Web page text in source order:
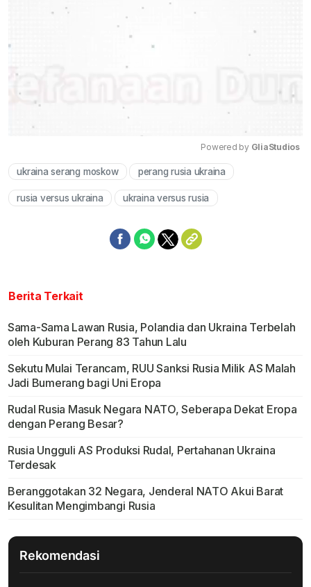
Powered by GliaStudios
ukraina serang moskow perang rusia ukraina
rusia versus ukraina ukraina versus rusia
Berita Terkait
Sama-Sama Lawan Rusia, Polandia dan Ukraina Terbelah
oleh Kuburan Perang 83 Tahun Lalu
Sekutu Mulai Terancam, RUU Sanksi Rusia Milik AS Malah
Jadi Bumerang bagi Uni Eropa
Rudal Rusia Masuk Negara NATO, Seberapa Dekat Eropa
dengan Perang Besar?
Rusia Ungguli AS Produksi Rudal, Pertahanan Ukraina
Terdesak
Beranggotakan 32 Negara, Jenderal NATO Akui Barat
Kesulitan Mengimbangi Rusia
Rekomendasi